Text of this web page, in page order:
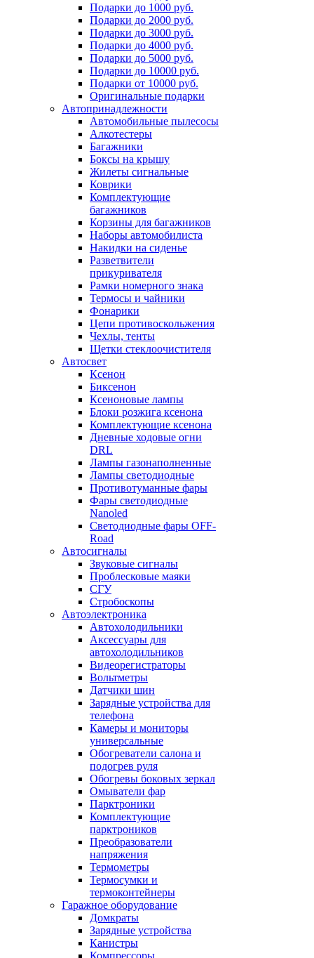
Подарки до 1000 руб.
Подарки до 2000 руб.
Подарки до 3000 руб.
Подарки до 4000 руб.
Подарки до 5000 руб.
Подарки до 10000 руб.
Подарки от 10000 руб.
Оригинальные подарки
Автопринадлежности
Автомобильные пылесосы
Алкотестеры
Багажники
Боксы на крышу
Жилеты сигнальные
Коврики
Комплектующие
багажников
Корзины для багажников
Наборы автомобилиста
Накидки на сиденье
Разветвители
прикуривателя
Рамки номерного знака
Термосы и чайники
Фонарики
Цепи противоскольжения
Чехлы, тенты
Щетки стеклоочистителя
Автосвет
Ксенон
Биксенон
Ксеноновые лампы
Блоки розжига ксенона
Комплектующие ксенона
Дневные ходовые огни
DRL
Лампы газонаполненные
Лампы светодиодные
Противотуманные фары
Фары светодиодные
Nanoled
Светодиодные фары OFF-
Road
Автосигналы
Звуковые сигналы
Проблесковые маяки
СГУ
Стробоскопы
Автоэлектроника
Автохолодильники
Аксессуары для
автохолодильников
Видеорегистраторы
Вольтметры
Датчики шин
Зарядные устройства для
телефона
Камеры и мониторы
универсальные
Обогреватели салона и
подогрев руля
Обогревы боковых зеркал
Омыватели фар
Парктроники
Комплектующие
парктроников
Преобразователи
напряжения
Термометры
Термосумки и
термоконтейнеры
Гаражное оборудование
Домкраты
Зарядные устройства
Канистры
Компрессоры